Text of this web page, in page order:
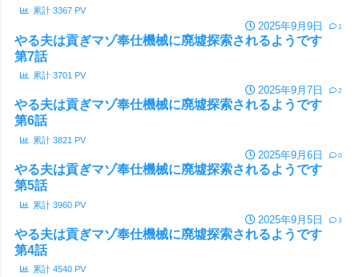
累計 3367 PV
2025年9月9日 1
やる夫は貢ぎマゾ奉仕機械に廃墟探索されるようです
第7話
累計 3701 PV
2025年9月7日 2
やる夫は貢ぎマゾ奉仕機械に廃墟探索されるようです
第6話
累計 3821 PV
2025年9月6日 0
やる夫は貢ぎマゾ奉仕機械に廃墟探索されるようです
第5話
累計 3960 PV
2025年9月5日 3
やる夫は貢ぎマゾ奉仕機械に廃墟探索されるようです
第4話
累計 4540 PV